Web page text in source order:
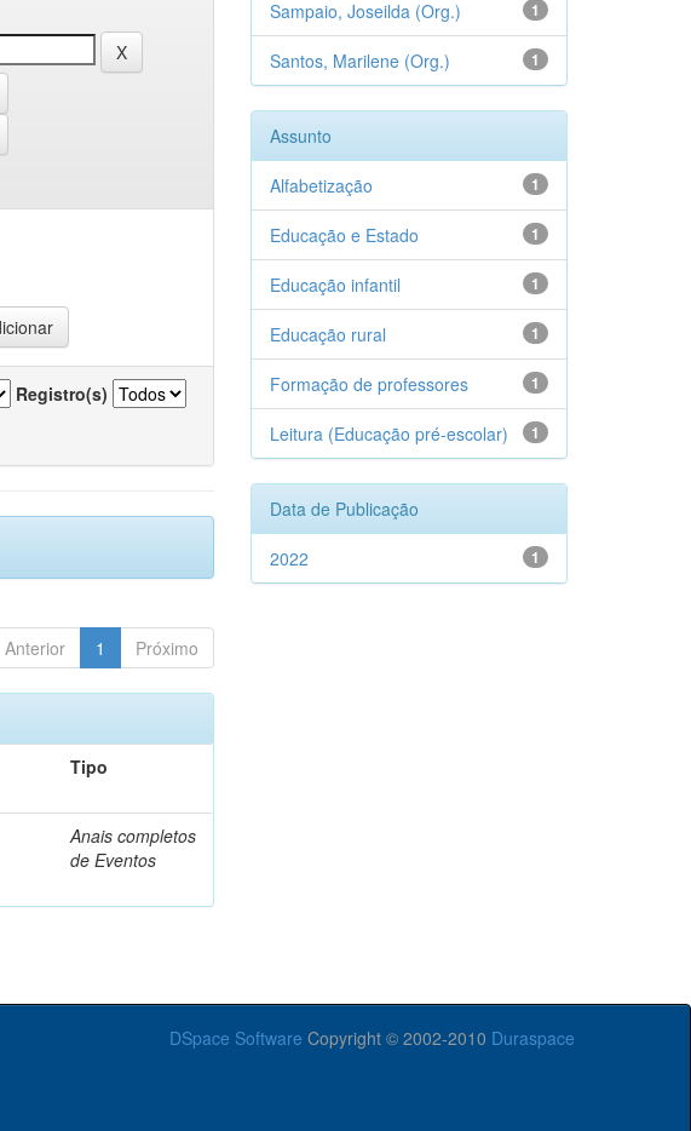
Registro(s)
Anterior 1 Próximo
Tipo
Anais completos
de Eventos
1
Sampaio, Joseilda (Org.)
1
Santos, Marilene (Org.)
Assunto
1
Alfabetização
1
Educação e Estado
1
Educação infantil
1
Educação rural
1
Formação de professores
1
Leitura (Educação pré-escolar)
Data de Publicação
1
2022
DSpace Software Copyright © 2002-2010 Duraspace